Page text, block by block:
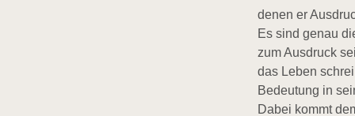
denen er
Es sind genau
zum Ausdruck
das Leben
Bedeutung in
Dabei kommt